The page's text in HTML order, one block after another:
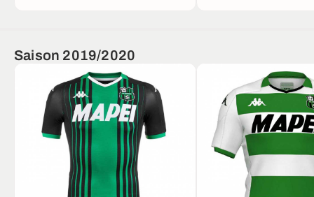
Saison 2019/2020